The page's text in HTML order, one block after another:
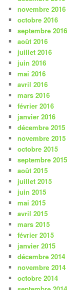
novembre 2016
octobre 2016
septembre 2016
août 2016
juillet 2016
juin 2016
mai 2016
avril 2016
mars 2016
février 2016
janvier 2016
décembre 2015
novembre 2015
octobre 2015
septembre 2015
août 2015
juillet 2015
juin 2015
mai 2015
avril 2015
mars 2015
février 2015
janvier 2015
décembre 2014
novembre 2014
octobre 2014